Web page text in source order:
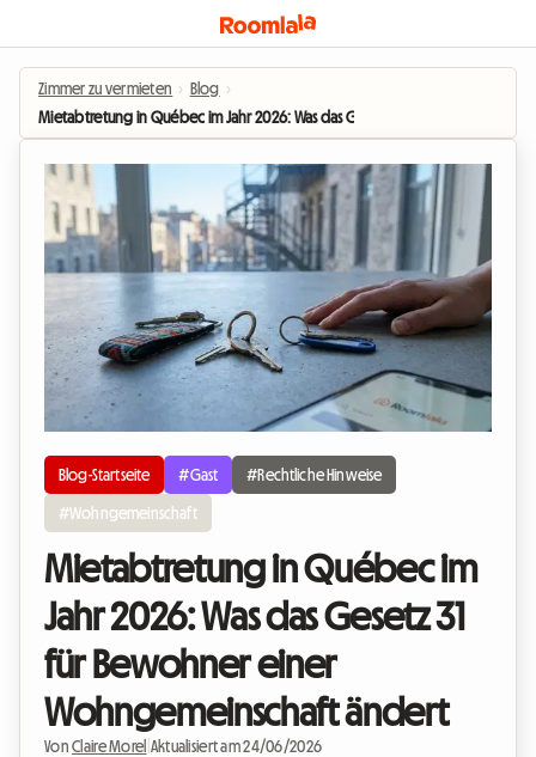
Zimmer zu vermieten › Blog ›
Mietabtretung in Québec im Jahr 2026: Was das Gesetz 31 für Bewohner
Blog-Startseite #Gast #Rechtliche Hinweise
#Wohngemeinschaft
Mietabtretung in Québec im
Jahr 2026: Was das Gesetz 31
für Bewohner einer
Wohngemeinschaft ändert
VonClaire Morel Aktualisiert am 24/06/2026